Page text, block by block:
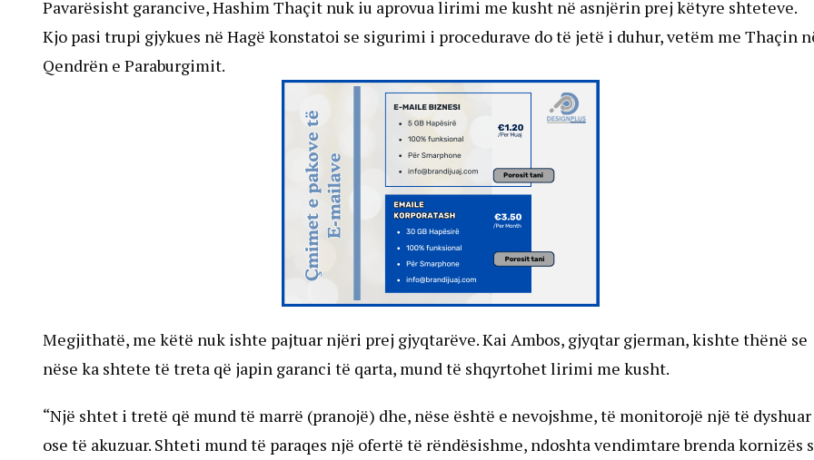
Pavarësisht garancive, Hashim Thaçit nuk iu aprovua lirimi me kusht në asnjërin prej këtyre shteteve.
Kjo pasi trupi gjykues në Hagë konstatoi se sigurimi i procedurave do të jetë i duhur, vetëm me Thaçin
Qendrën e Paraburgimit.
Megjithatë, me këtë nuk ishte pajtuar njëri prej gjyqtarëve. Kai Ambos, gjyqtar gjerman, kishte thënë se
nëse ka shtete të treta që japin garanci të qarta, mund të shqyrtohet lirimi me kusht.
“Një shtet i tretë që mund të marrë (pranojë) dhe, nëse është e nevojshme, të monitorojë një të dyshuar
ose të akuzuar. Shteti mund të paraqes një ofertë të rëndësishme, ndoshta vendimtare brenda kornizës